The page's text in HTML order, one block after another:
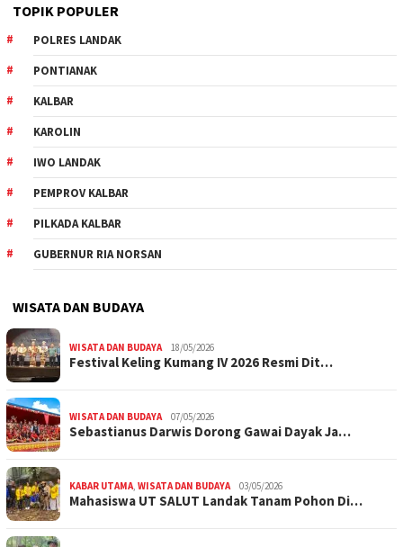
TOPIK POPULER
POLRES LANDAK
PONTIANAK
KALBAR
KAROLIN
IWO LANDAK
PEMPROV KALBAR
PILKADA KALBAR
GUBERNUR RIA NORSAN
WISATA DAN BUDAYA
WISATA DAN BUDAYA 18/05/2026
Festival Keling Kumang IV 2026 Resmi Dit…
WISATA DAN BUDAYA 07/05/2026
Sebastianus Darwis Dorong Gawai Dayak Ja…
KABAR UTAMA WISATA DAN BUDAYA 03/05/2026
Mahasiswa UT SALUT Landak Tanam Pohon Di…